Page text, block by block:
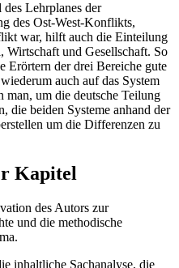
Lehrplanes der
des Ost-West-Konflikts,
war, hilft auch die Einteilung
Wirtschaft und Gesellschaft. So
Erörtern der drei Bereiche gute
auch auf das System
man, um die deutsche Teilung
die beiden Systeme anhand der
um die Differenzen zu
Kapitel
des Autors zur
und die methodische
inhaltliche Sachanalyse, die